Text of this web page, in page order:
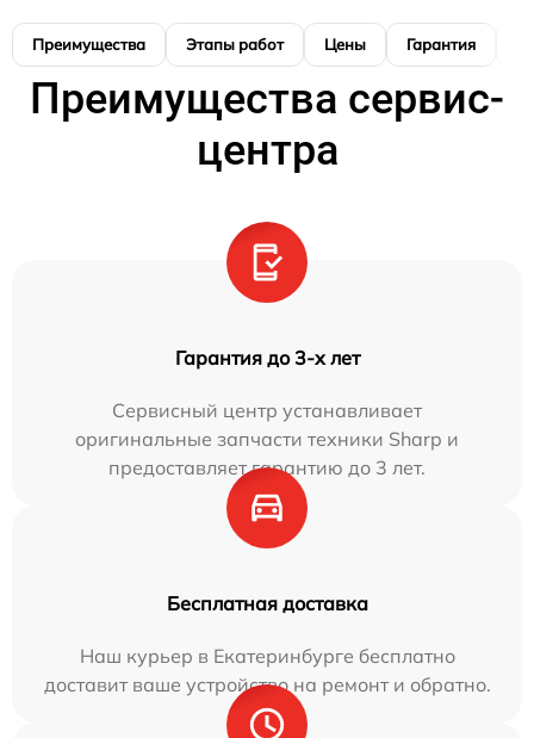
Преимущества Этапы работ Цены Гарантия
Преимущества сервис-
центра
Гарантия до 3-х лет
Сервисный центр устанавливает
оригинальные запчасти техники Sharp и
предоставляет гарантию до 3 лет.
Бесплатная доставка
Наш курьер в Екатеринбурге бесплатно
доставит ваше устройство на ремонт и обратно.